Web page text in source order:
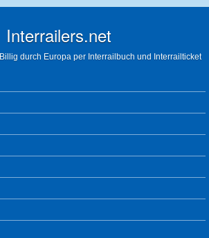
Interrailers.net
Billig durch Europa per Interrailbuch und Interrailticket